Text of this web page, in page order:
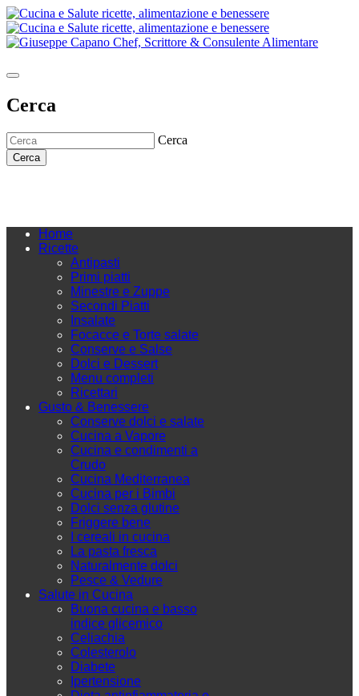
Cerca
Cerca
Cerca
Home
Ricette
Antipasti
Primi piatti
Minestre e Zuppe
Secondi Piatti
Insalate
Focacce e Torte salate
Conserve e Salse
Dolci e Dessert
Menu completi
Ricettari
Gusto & Benessere
Conserve dolci e salate
Cucina a Vapore
Cucina e condimenti a
Crudo
Cucina Mediterranea
Cucina per i Bimbi
Dolci senza glutine
Friggere bene
I cereali in cucina
La pasta fresca
Naturalmente dolci
Pesce & Vedure
Salute in Cucina
Buona cucina e basso
indice glicemico
Celiachia
Colesterolo
Diabete
Ipertensione